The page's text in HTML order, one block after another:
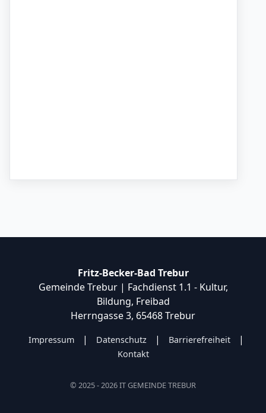
Fritz-Becker-Bad Trebur
Gemeinde Trebur | Fachdienst 1.1 - Kultur,
Bildung, Freibad
Herrngasse 3, 65468 Trebur
Impressum | Datenschutz | Barrierefreiheit |
Kontakt
© 2025 - 2026 IT GEMEINDE TREBUR